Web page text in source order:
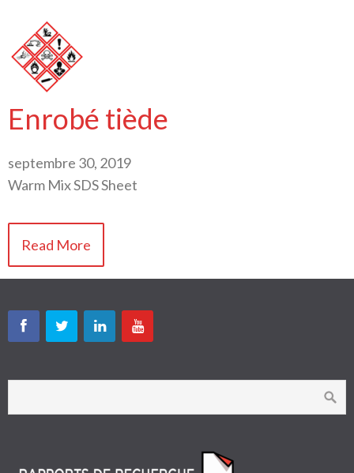
Enrobé tiède
septembre 30, 2019
Warm Mix SDS Sheet
Read More